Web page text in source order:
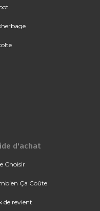
d'achat
Choisir
Ça Coûte
de revient